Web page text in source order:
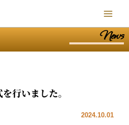
Main
News
行いました。
2024.10.01